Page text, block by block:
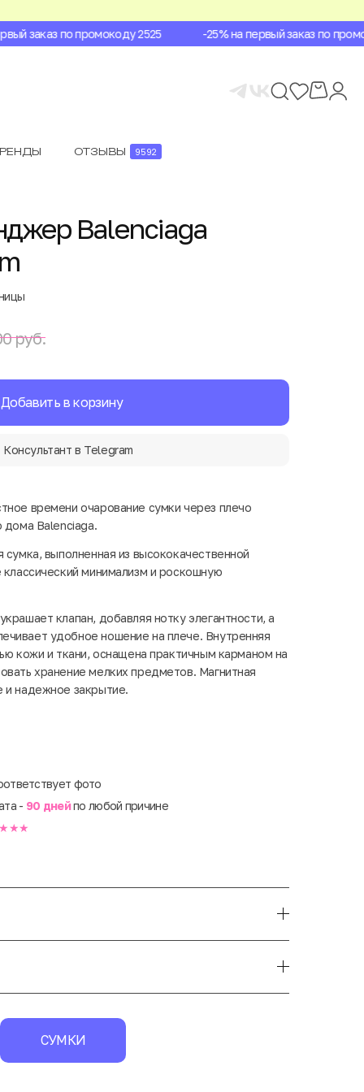
заказ по промокоду 2525 -25% на первый заказ по
ОТЗЫВЫ 9592
Balenciaga
руб.
Добавить в корзину
Консультант в Telegram
времени очарование сумки через плечо
дома Balenciaga.
сумка, выполненная из высококачественной
минимализм и роскошную
клапан, добавляя нотку элегантности, а
удобное ношение на плече. Внутренняя
кожи и ткани, оснащена практичным карманом на
хранение мелких предметов. Магнитная
и надежное закрытие.
фото
- 90 днейпо любой причине
СУМКИ